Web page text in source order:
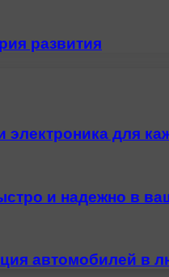
развития
для
и надежно в
автомобилей в